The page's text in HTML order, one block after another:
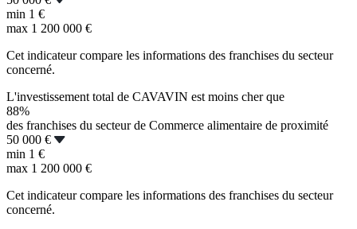
min 1 €
max 1 200 000 €
Cet indicateur compare les informations des franchises du secteur
concerné.
L'investissement total de CAVAVIN est moins cher que
88%
des franchises du secteur de Commerce alimentaire de proximité
50 000 €
min 1 €
max 1 200 000 €
Cet indicateur compare les informations des franchises du secteur
concerné.